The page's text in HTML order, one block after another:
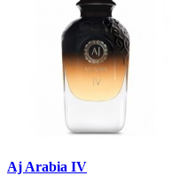
Aj Arabia IV